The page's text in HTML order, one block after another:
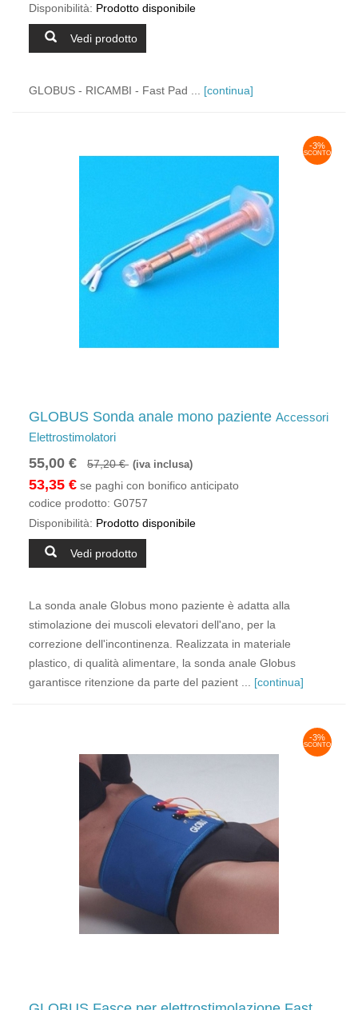
Disponibilità: Prodotto disponibile
Vedi prodotto
GLOBUS - RICAMBI - Fast Pad ... [continua]
-3%
SCONTO
GLOBUS Sonda anale mono paziente Accessori
Elettrostimolatori
55,00 € 57,20 € (iva inclusa)
53,35 € se paghi con bonifico anticipato
codice prodotto: G0757
Disponibilità: Prodotto disponibile
Vedi prodotto
La sonda anale Globus mono paziente è adatta alla
stimolazione dei muscoli elevatori dell'ano, per la
correzione dell'incontinenza. Realizzata in materiale
plastico, di qualità alimentare, la sonda anale Globus
garantisce ritenzione da parte del pazient ... [continua]
-3%
SCONTO